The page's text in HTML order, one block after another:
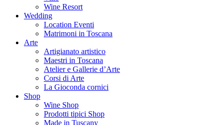
Wine Resort
Wedding
Location Eventi
Matrimoni in Toscana
Arte
Artigianato artistico
Maestri in Toscana
Atelier e Gallerie d’Arte
Corsi di Arte
La Gioconda cornici
Shop
Wine Shop
Prodotti tipici Shop
Made in Tuscany